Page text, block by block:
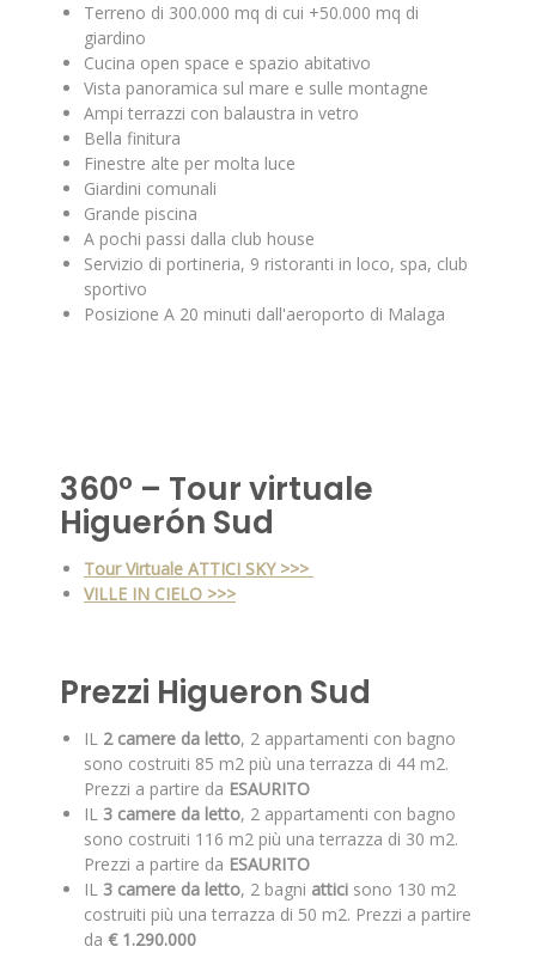
Terreno di 300.000 mq di cui +50.000 mq di
giardino
Cucina open space e spazio abitativo
Vista panoramica sul mare e sulle montagne
Ampi terrazzi con balaustra in vetro
Bella finitura
Finestre alte per molta luce
Giardini comunali
Grande piscina
A pochi passi dalla club house
Servizio di portineria, 9 ristoranti in loco, spa, club
sportivo
Posizione A 20 minuti dall'aeroporto di Malaga
360° – Tour virtuale
Higuerón Sud
Tour Virtuale ATTICI SKY >>>
VILLE IN CIELO >>>
Prezzi Higueron Sud
IL 2 camere da letto, 2 appartamenti con bagno
sono costruiti 85 m2 più una terrazza di 44 m2.
Prezzi a partire da ESAURITO
IL 3 camere da letto, 2 appartamenti con bagno
sono costruiti 116 m2 più una terrazza di 30 m2.
Prezzi a partire da ESAURITO
IL 3 camere da letto, 2 bagni attici sono 130 m2
costruiti più una terrazza di 50 m2. Prezzi a partire
da € 1.290.000